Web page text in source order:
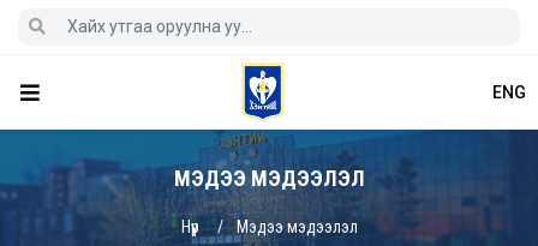
ENG
МЭДЭЭ МЭДЭЭЛЭЛ
Нүүр Мэдээ мэдээлэл